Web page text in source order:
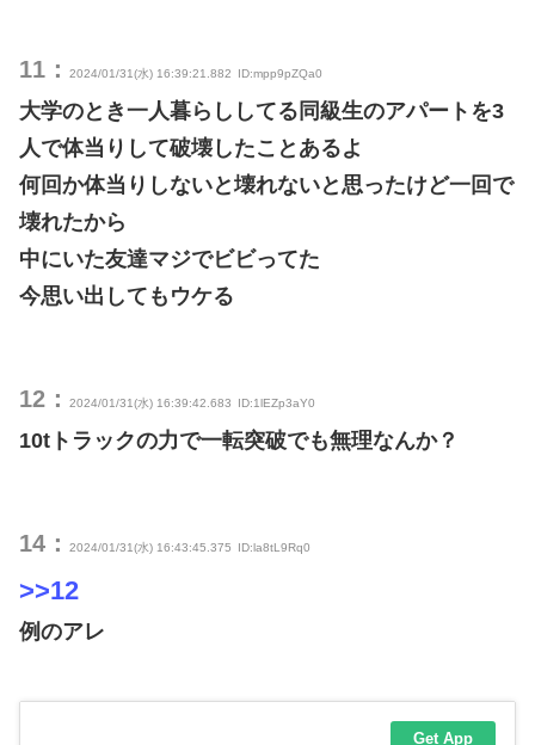
11： 2024/01/31(水) 16:39:21.882 ID:mpp9pZQa0
大学のとき一人暮らししてる同級生のアパートを3
人で体当りして破壊したことあるよ
何回か体当りしないと壊れないと思ったけど一回で
壊れたから
中にいた友達マジでビビってた
今思い出してもウケる
12： 2024/01/31(水) 16:39:42.683 ID:1lEZp3aY0
10tトラックの力で一転突破でも無理なんか？
14： 2024/01/31(水) 16:43:45.375 ID:la8tL9Rq0
>>12
例のアレ